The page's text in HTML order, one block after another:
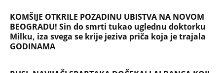
KOMŠIJE OTKRILE POZADINU UBISTVA NA NOVOM
BEOGRADU! Sin do smrti tukao uglednu doktorku
Milku, iza svega se krije jeziva priča koja je trajala
GODINAMA